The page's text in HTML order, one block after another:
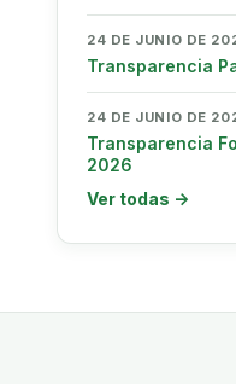
24 DE JUNIO DE
Transparencia
24 DE JUNIO DE
Transparencia
2026
Ver todas →